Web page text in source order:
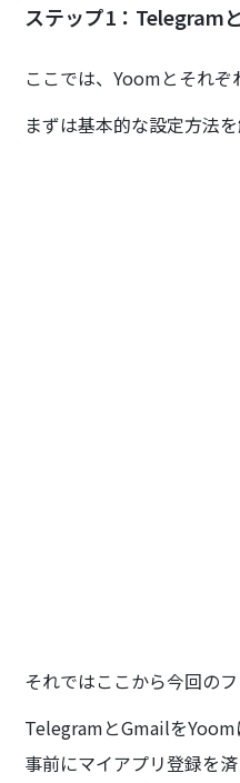
ステップ1：Telegram
ここでは、Yoomとそれ
まずは基本的な設定方法
それではここから今回の
TelegramとGmailを
事前にマイアプリ登録を